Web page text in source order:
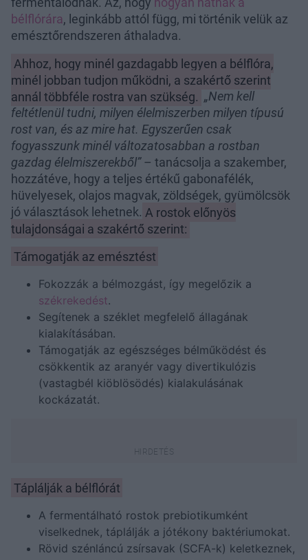
bélflórára, leginkább attól függ, mi történik velük az
emésztőrendszeren áthaladva.
Ahhoz, hogy minél gazdagabb legyen a bélflóra,
minél jobban tudjon működni, a szakértő szerint
annál többféle rostra van szükség. „Nem kell
feltétlenül tudni, milyen élelmiszerben milyen típusú
rost van, és az mire hat. Egyszerűen csak
fogyasszunk minél változatosabban a rostban
gazdag élelmiszerekből”– tanácsolja a szakember,
hozzátéve, hogy a teljes értékű gabonafélék,
hüvelyesek, olajos magvak, zöldségek, gyümölcsök
jó választások lehetnek. A rostok előnyös
tulajdonságai a szakértő szerint:
Támogatják az emésztést
Fokozzák a bélmozgást, így megelőzik a
székrekedést.
Segítenek a széklet megfelelő állagának
kialakításában.
Támogatják az egészséges bélműködést és
csökkentik az aranyér vagy divertikulózis
(vastagbél kiöblösödés) kialakulásának
kockázatát.
Táplálják a bélflórát
A fermentálható rostok prebiotikumként
viselkednek, táplálják a jótékony baktériumokat.
Rövid szénláncú zsírsavak (SCFA-k) keletkeznek,